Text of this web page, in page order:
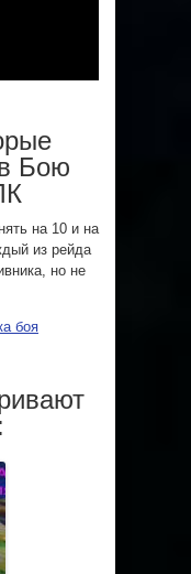
Бою
на 10 и на
из рейда
но не
боя